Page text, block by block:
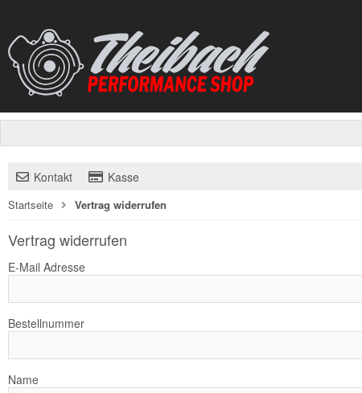
Kontakt Kasse
Startseite Vertrag widerrufen
Vertrag widerrufen
E-Mail Adresse
Bestellnummer
Name